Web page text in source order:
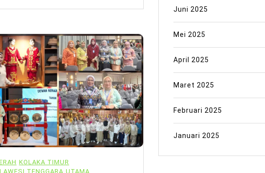
KOLAKA TIMUR
TENGGARA UTAMA
Juni 2025
Mei 2025
April 2025
Maret 2025
Februari 2025
Januari 2025